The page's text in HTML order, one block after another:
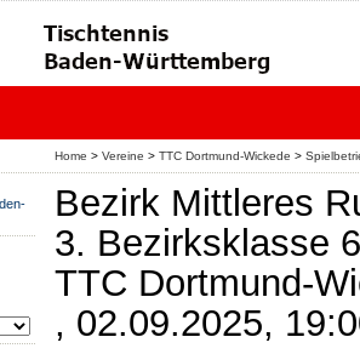
Home > Vereine > TTC Dortmund-Wickede >
Bezirk Mittleres
3. Bezirksklasse
TTC Dortmund-
, 02.09.2025,